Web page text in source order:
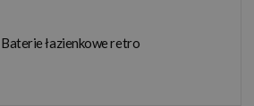
Baterie łazienkowe retro